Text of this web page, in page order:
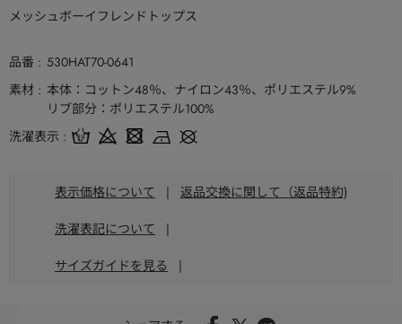
メッシュボーイフレンドトップス
品番
530HAT70-0641
素材
本体：コットン48％、ナイロン43％、ポリエステル9%
リブ部分：ポリエステル100%
洗濯表示
表示価格について | 返品交換に関して（返品特約)
洗濯表記について |
サイズガイドを見る |